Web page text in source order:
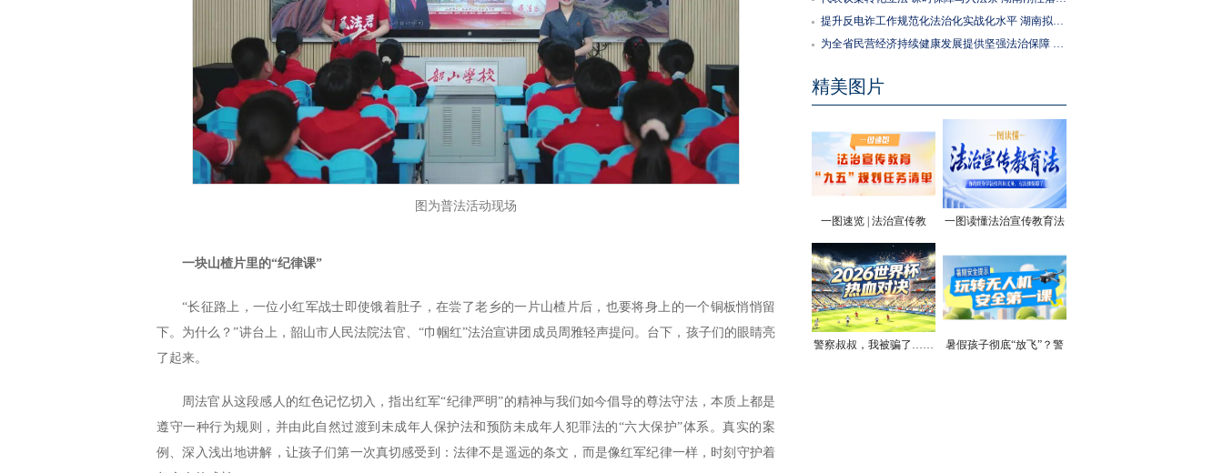
图为普法活动现场
一块山楂片里的“纪律课”
“长征路上，一位小红军战士即使饿着肚子，在尝了老乡的一片山楂片后，也要将身上的一个铜板悄悄留
下。为什么？”讲台上，韶山市人民法院法官、“巾帼红”法治宣讲团成员周雅轻声提问。台下，孩子们的眼睛亮
了起来。
周法官从这段感人的红色记忆切入，指出红军“纪律严明”的精神与我们如今倡导的尊法守法，本质上都是
遵守一种行为规则，并由此自然过渡到未成年人保护法和预防未成年人犯罪法的“六大保护”体系。真实的案
例、深入浅出地讲解，让孩子们第一次真切感受到：法律不是遥远的条文，而是像红军纪律一样，时刻守护着
提升反电诈工作规范化法治化实战化水平 湖南拟为反电诈工作立法
为全省民营经济持续健康发展提供坚强法治保障 湖南拟出台实施民营经济促进法办法
精美图片
一图速览 | 法治宣传教
育“九五”规划任务清单
一图读懂法治宣传教育法
务，有法律保障了
警察叔叔，我被骗了……
暑假孩子彻底“放飞”？警